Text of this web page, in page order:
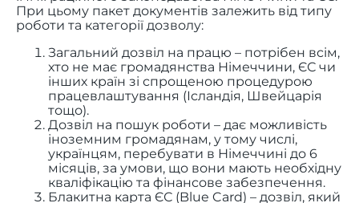
При цьому пакет документів залежить від типу
роботи та категорії дозволу:
Загальний дозвіл на працю – потрібен всім,
хто не має громадянства Німеччини, ЄС чи
інших країн зі спрощеною процедурою
працевлаштування (Ісландія, Швейцарія
тощо).
Дозвіл на пошук роботи – дає можливість
іноземним громадянам, у тому числі,
українцям, перебувати в Німеччині до 6
місяців, за умови, що вони мають необхідну
кваліфікацію та фінансове забезпечення.
Блакитна карта ЄС (Blue Card) – дозвіл, який